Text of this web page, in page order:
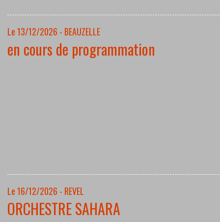
Le 13/12/2026 - BEAUZELLE
en cours de programmation
Le 16/12/2026 - REVEL
ORCHESTRE SAHARA